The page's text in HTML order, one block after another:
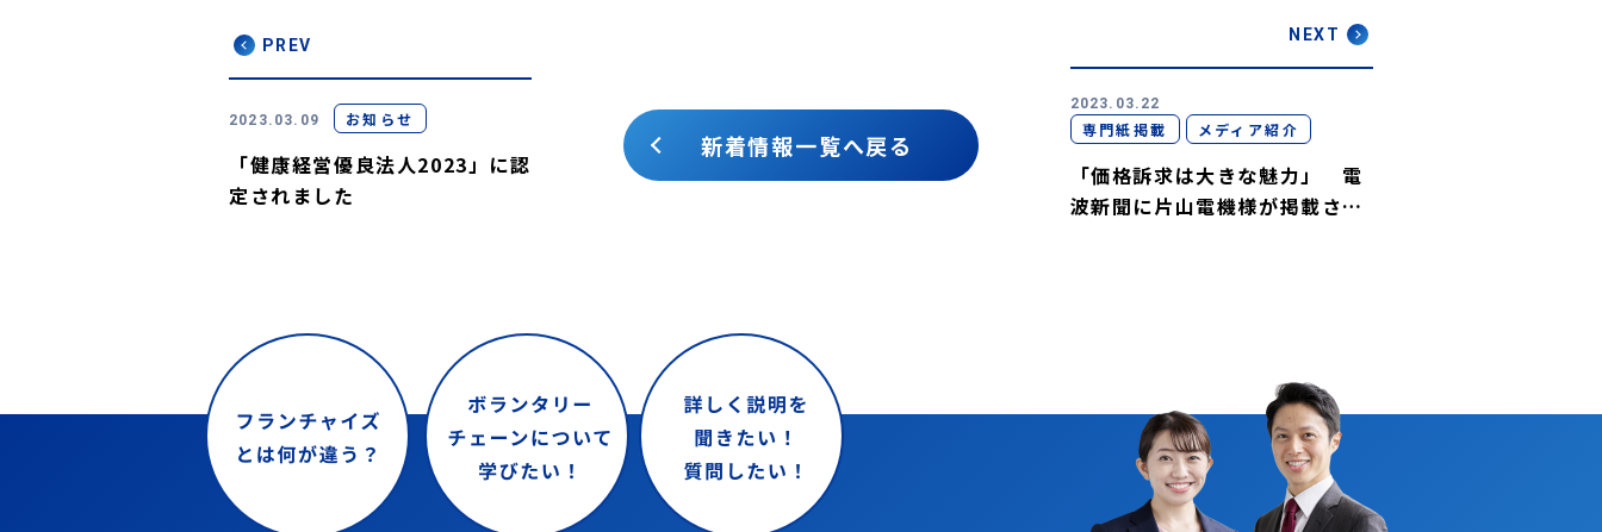
PREV
2023.03.09 お知らせ
「健康経営優良法人2023」に認
定されました
新着情報一覧へ戻る
NEXT
2023.03.22
専門紙掲載 メディア紹介
「価格訴求は大きな魅力」 電
波新聞に片山電機様が掲載され